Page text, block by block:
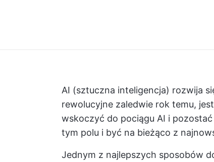
AI (sztuczna inteligencja) rozwija
rewolucyjne zaledwie rok temu,
wskoczyć do pociągu AI i
tym polu i być na bieżąco z
Jednym z najlepszych sposobów